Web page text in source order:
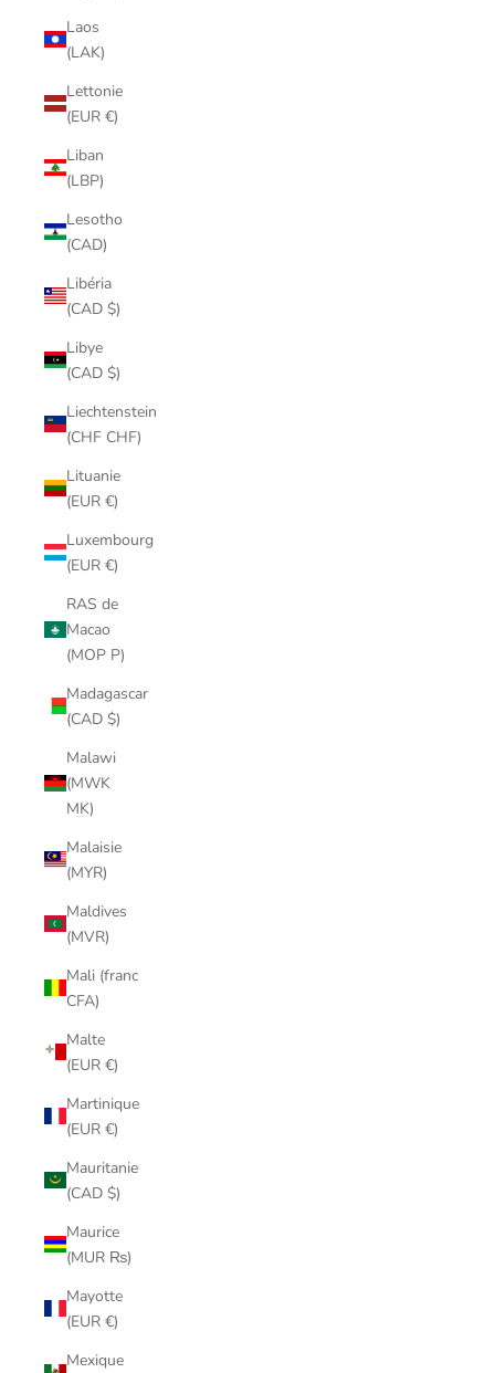
Laos
(LAK)
Lettonie
(EUR €)
Liban
(LBP)
Lesotho
(CAD)
Libéria
(CAD $)
Libye
(CAD $)
Liechtenstein
(CHF CHF)
Lituanie
(EUR €)
Luxembourg
(EUR €)
RAS de
Macao
(MOP P)
Madagascar
(CAD $)
Malawi
(MWK
MK)
Malaisie
(MYR)
Maldives
(MVR)
Mali (franc
CFA)
Malte
(EUR €)
Martinique
(EUR €)
Mauritanie
(CAD $)
Maurice
(MUR ₨)
Mayotte
(EUR €)
Mexique